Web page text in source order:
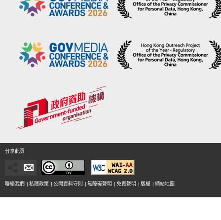
分享此頁
聯絡我們 | 私隱政策 | 公開資料守則 | 無障礙聲明 | 免責聲明 | 版權 | 網站地圖